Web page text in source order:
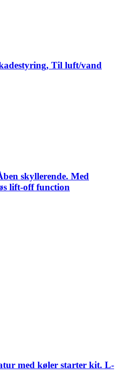
Til luft/vand
skyllerende. Med
lift-off function
med køler starter kit. L-